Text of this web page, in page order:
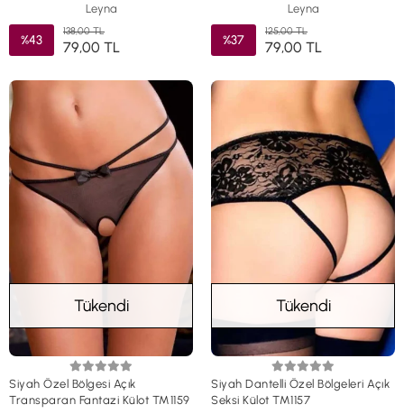
Leyna
%43
138,00 TL
79,00 TL
Leyna
%37
125,00 TL
79,00 TL
Tükendi
Siyah Özel Bölgesi Açık
Transparan Fantazi Külot TM1159
Tükendi
Siyah Dantelli Özel Bölgeleri Açık
Seksi Külot TM1157